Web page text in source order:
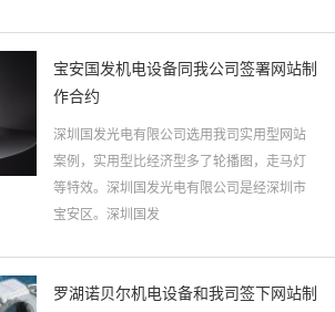
宝安国发机电设备同我公司签署网站制
作合约
深圳国发光电有限公司选用我司实用型网站
案例，实用型比经济型多了轮播图，走马灯
等特效。深圳国发光电有限公司是经深圳市
宝安区。深圳国发
罗湖诺贝尔机电设备和我司签下网站制